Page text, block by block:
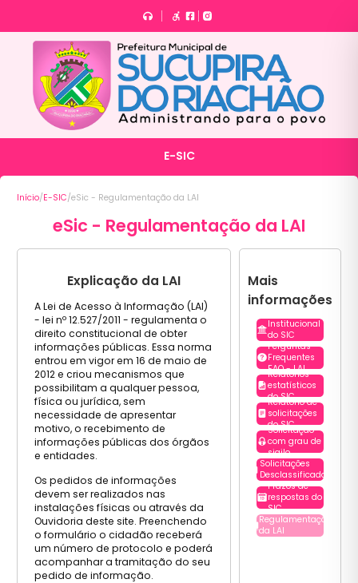
E-SIC
Início/E-SIC/eSic - Regulamentação da LAI
eSic - Regulamentação da LAI
Explicação da LAI
A Lei de Acesso à Informação (LAI)
- lei nº 12.527/2011 - regulamenta o
direito constitucional de obter
informações públicas. Essa norma
entrou em vigor em 16 de maio de
2012 e criou mecanismos que
possibilitam a qualquer pessoa,
física ou jurídica, sem
necessidade de apresentar
motivo, o recebimento de
informações públicas dos órgãos
e entidades.
Os pedidos de informações
devem ser realizados nas
instalações físicas ou através da
Ouvidoria deste site. Preenchendo
o formulário o cidadão receberá
um número de protocolo e poderá
acompanhar a tramitação do seu
pedido de informação.
Mais
informações
Institucional
do SIC
Perguntas
Frequentes
FAQ - LAI
Relatórios
estatísticos
do SIC
Relatório de
solicitações
do SIC
Solicitação
com grau de
sigilo
Solicitações
Desclassificadas
Prazos de
respostas do
SIC
Regulamentação
da LAI